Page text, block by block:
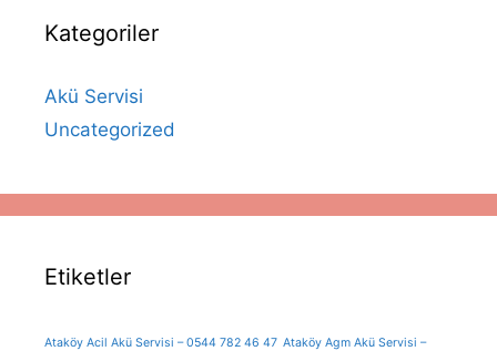
Kategoriler
Akü Servisi
Uncategorized
Etiketler
Ataköy Acil Akü Servisi – 0544 782 46 47 Ataköy Agm Akü Servisi –